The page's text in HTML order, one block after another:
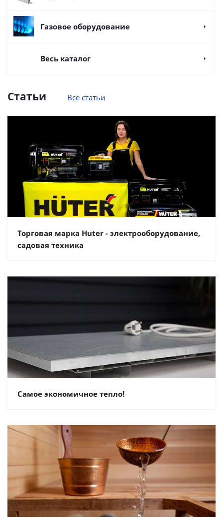
Газовое оборудование
Весь каталог
Статьи Все статьи
Торговая марка Huter - электрооборудование,
садовая техника
Самое экономичное тепло!